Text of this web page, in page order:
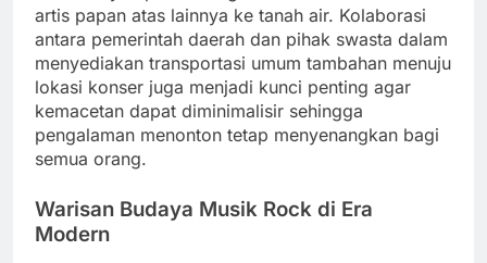
artis papan atas lainnya ke tanah air. Kolaborasi
antara pemerintah daerah dan pihak swasta dalam
menyediakan transportasi umum tambahan menuju
lokasi konser juga menjadi kunci penting agar
kemacetan dapat diminimalisir sehingga
pengalaman menonton tetap menyenangkan bagi
semua orang.
Warisan Budaya Musik Rock di Era
Modern